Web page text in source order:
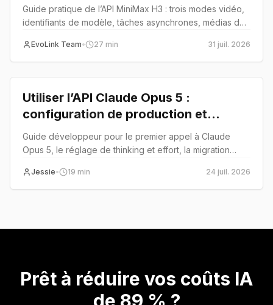
Guide pratique de l’API MiniMax H3 : trois modes vidéo,
identifiants de modèle, tâches asynchrones, médias de
EvoLink Team• 27 min
31 juil. 2026
Utiliser l’API Claude Opus 5 :
configuration de production et
migration avec EvoLink
Guide développeur pour le premier appel à Claude
Opus 5, le réglage de thinking et effort, la migration
Jessie• 19 min 24 juil. 2026
Prêt à réduire vos coûts IA
de 89 % ?